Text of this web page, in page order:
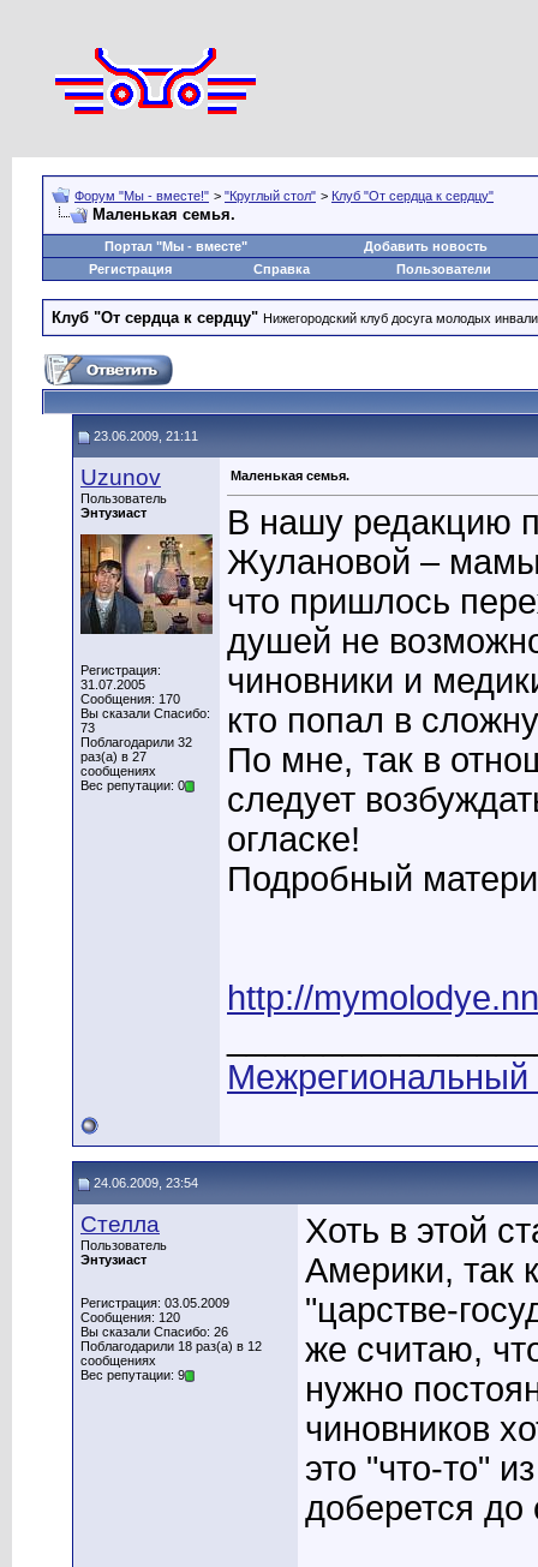
Форум "Мы - вместе!" > "Круглый стол" > Клуб "От сердца к сердцу"
Маленькая семья.
Портал "Мы - вместе"
Добавить новость
Регистрация
Справка Пользователи
Клуб "От сердца к сердцу" Нижегородский клуб досуга молодых
23.06.2009, 21:11
Uzunov
Пользователь
Энтузиаст
Регистрация:
31.07.2005
Сообщения: 170
Вы сказали Спасибо:
73
Поблагодарили 32
раз(а) в 27
сообщениях
Вес репутации: 0
Маленькая семья.
В нашу редакцию
Жулановой – мамы
что пришлось
душей не
чиновники и
кто попал в
По мне, так в
следует
огласке!
Подробный
http://
24.06.2009, 23:54
Стелла
Пользователь
Энтузиаст
Регистрация: 03.05.2009
Сообщения: 120
Вы сказали Спасибо: 26
Поблагодарили 18 раз(а) в 12
сообщениях
Вес репутации: 9
Хоть в этой
Америки, так
"царстве-
же считаю,
нужно
чиновников
это "что-то"
доберется до